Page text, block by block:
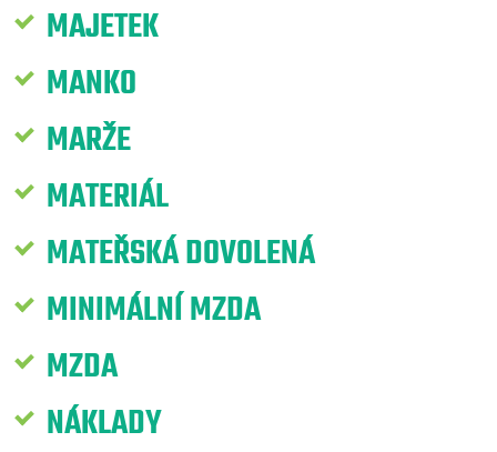
MAJETEK
MANKO
MARŽE
MATERIÁL
MATEŘSKÁ DOVOLENÁ
MINIMÁLNÍ MZDA
MZDA
NÁKLADY